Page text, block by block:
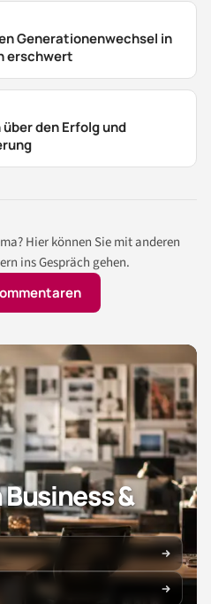
Generationenwechsel in
erschwert
den Erfolg und
Hier können Sie mit anderen
ins Gespräch gehen.
&